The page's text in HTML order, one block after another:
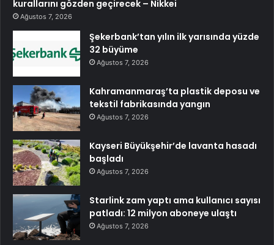
kurallarını gözden geçirecek – Nikkei
Ağustos 7, 2026
Şekerbank’tan yılın ilk yarısında yüzde
32 büyüme
Ağustos 7, 2026
Kahramanmaraş’ta plastik deposu ve
tekstil fabrikasında yangın
Ağustos 7, 2026
Kayseri Büyükşehir’de lavanta hasadı
başladı
Ağustos 7, 2026
Starlink zam yaptı ama kullanıcı sayısı
patladı: 12 milyon aboneye ulaştı
Ağustos 7, 2026